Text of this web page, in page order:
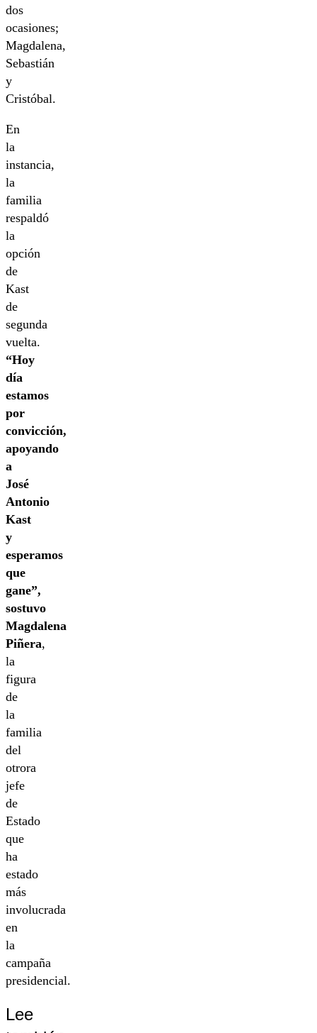
dos
ocasiones;
Magdalena,
Sebastián
y
Cristóbal.
En
la
instancia,
la
familia
respaldó
la
opción
de
Kast
de
segunda
vuelta.
“Hoy
día
estamos
por
convicción,
apoyando
a
José
Antonio
Kast
y
esperamos
que
gane”,
sostuvo
Magdalena
Piñera,
la
figura
de
la
familia
del
otrora
jefe
de
Estado
que
ha
estado
más
involucrada
en
la
campaña
presidencial.
Lee